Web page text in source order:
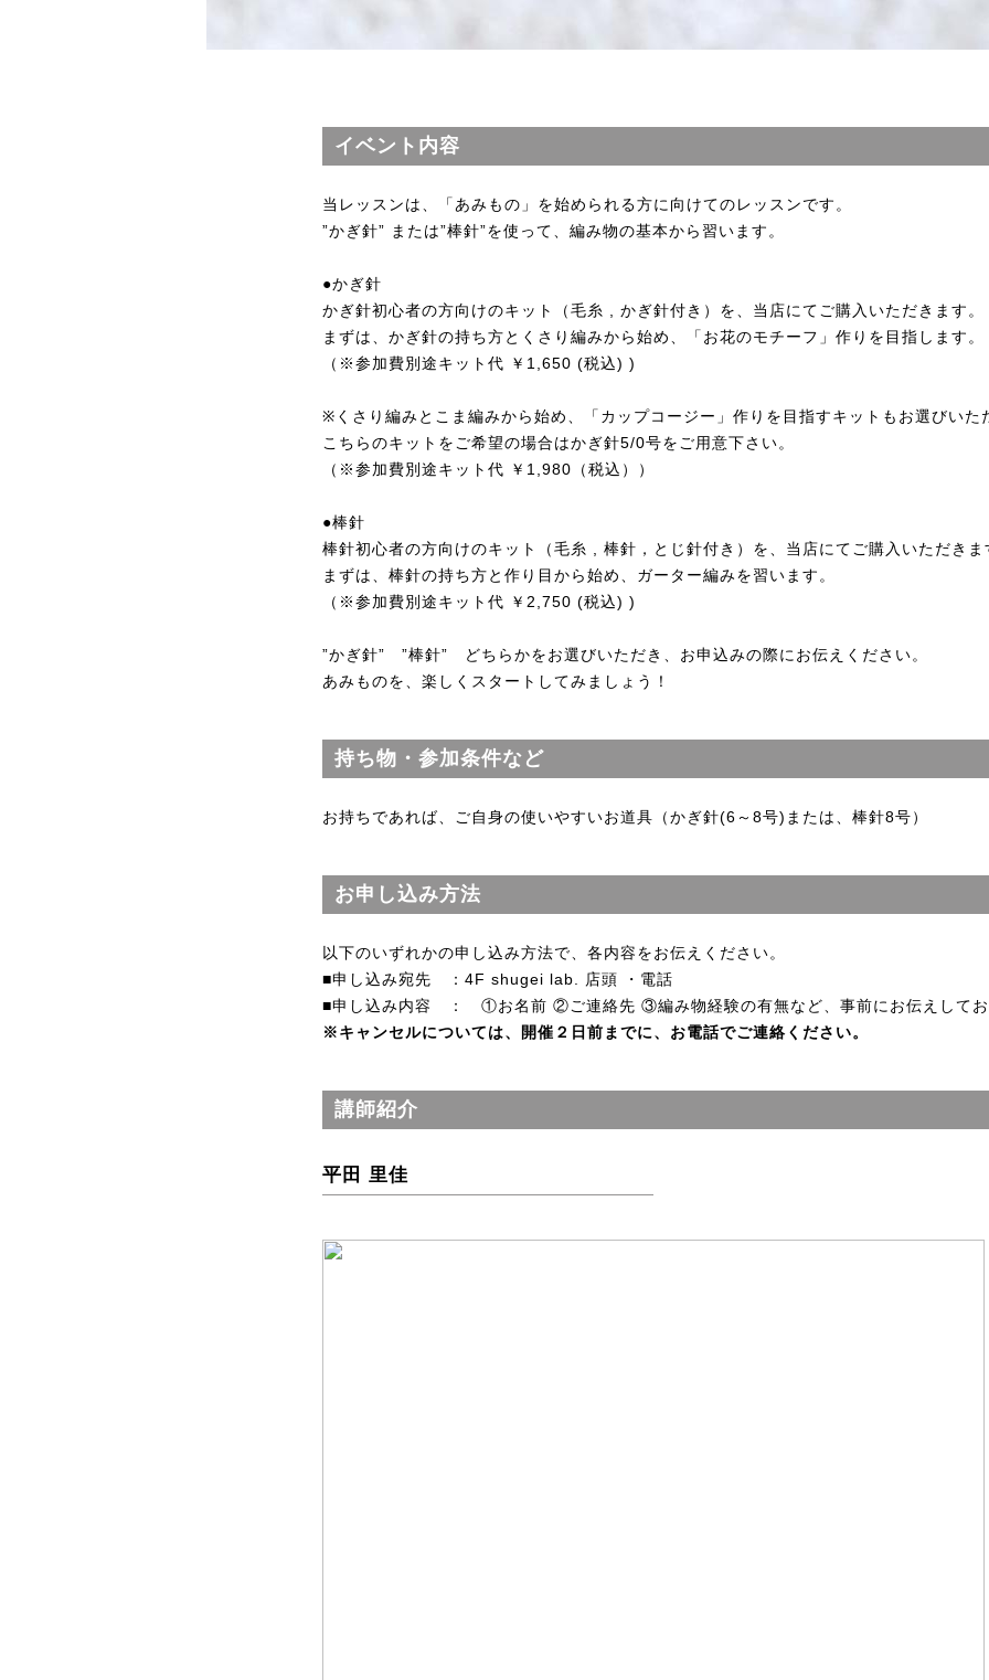
イベント内容
当レッスンは、「あみもの」を始められる方に向けてのレッスンです。
”かぎ針” または”棒針”を使って、編み物の基本から習います。
●かぎ針
かぎ針初心者の方向けのキット（毛糸 , かぎ針付き）を、当店にてご購入いただきます。
まずは、かぎ針の持ち方とくさり編みから始め、「お花のモチーフ」作りを目指します。
（※参加費別途キット代 ￥1,650 (税込) )
※くさり編みとこま編みから始め、「カップコージー」作りを目指すキットもお選びいた
こちらのキットをご希望の場合はかぎ針5/0号をご用意下さい。
（※参加費別途キット代 ￥1,980（税込））
●棒針
棒針初心者の方向けのキット（毛糸 , 棒針，とじ針付き）を、当店にてご購入いただきま
まずは、棒針の持ち方と作り目から始め、ガーター編みを習います。
（※参加費別途キット代 ￥2,750 (税込) )
”かぎ針” ”棒針” どちらかをお選びいただき、お申込みの際にお伝えください。
あみものを、楽しくスタートしてみましょう！
持ち物・参加条件など
お持ちであれば、ご自身の使いやすいお道具（かぎ針(6～8号)または、棒針8号）
お申し込み方法
以下のいずれかの申し込み方法で、各内容をお伝えください。
■申し込み宛先 ：4F shugei lab. 店頭 ・電話
■申し込み内容 ： ①お名前 ②ご連絡先 ③編み物経験の有無など、事前にお伝えしてお
※キャンセルについては、開催２日前までに、お電話でご連絡ください。
講師紹介
平田 里佳